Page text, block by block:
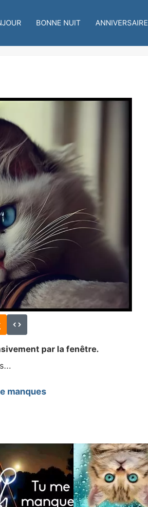
BONNE NUIT ANNIVERSAIRE
par la fenêtre.
manques